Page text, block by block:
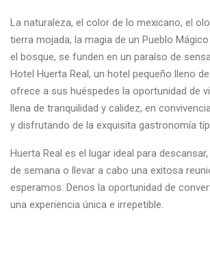
La naturaleza, el color de lo mexicano, el
tierra mojada, la magia de un Pueblo
el bosque, se funden en un paraíso de
Hotel Huerta Real, un hotel pequeño lleno
ofrece a sus huéspedes la oportunidad de
llena de tranquilidad y calidez, en
y disfrutando de la exquisita gastronomía
Huerta Real es el lugar ideal para
de semana o llevar a cabo una exitosa
esperamos. Denos la oportunidad de
una experiencia única e irrepetible.